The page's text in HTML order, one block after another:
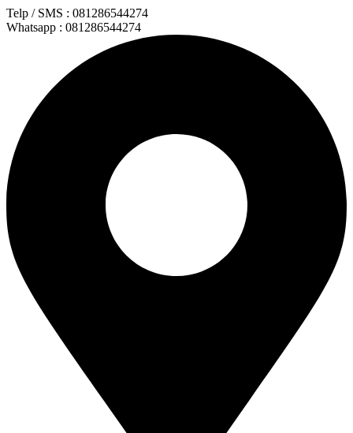
Lewati
ke
Telp / SMS : 081286544274
Whatsapp : 081286544274